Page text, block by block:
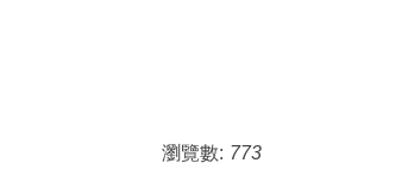
瀏覽數: 773